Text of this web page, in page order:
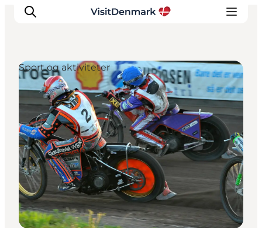
Inspiration
Destinationer
Oplevelser
Overnatning
Planlæg ferien
Sport og aktiviteter